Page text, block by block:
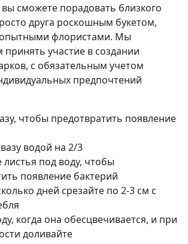
сможете порадовать близкого
друга роскошным букетом,
флористами. Мы
принять участие в создании
с обязательным учетом
предпочтений
чтобы предотвратить появление
водой на 2/3
листья под воду, чтобы
появление бактерий
дней срезайте по 2-3 см с
когда она обесцвечивается, и при
доливайте